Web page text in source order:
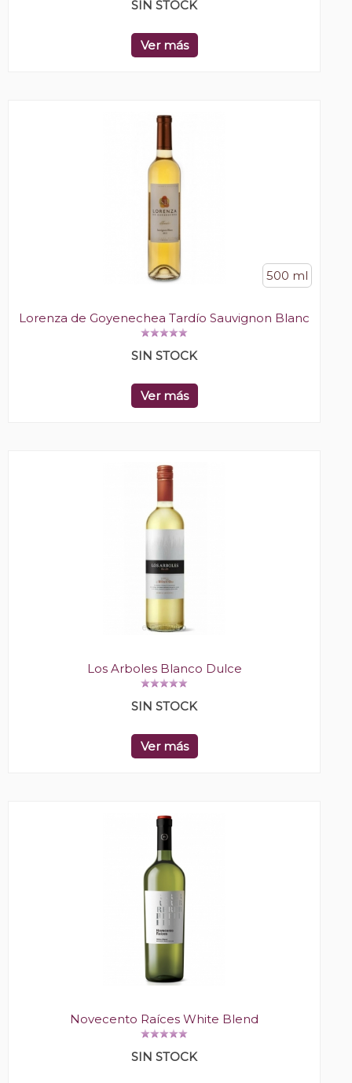
SIN STOCK
Ver más
500 ml
Lorenza de Goyenechea Tardío Sauvignon Blanc
SIN STOCK
Ver más
Los Arboles Blanco Dulce
SIN STOCK
Ver más
Novecento Raíces White Blend
SIN STOCK